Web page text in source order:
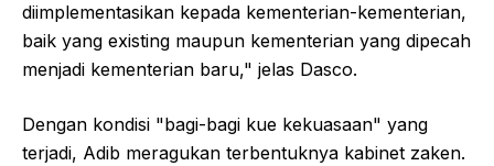
diimplementasikan kepada kementerian-kementerian,
baik yang existing maupun kementerian yang dipecah
menjadi kementerian baru," jelas Dasco.
Dengan kondisi "bagi-bagi kue kekuasaan" yang
terjadi, Adib meragukan terbentuknya kabinet zaken.